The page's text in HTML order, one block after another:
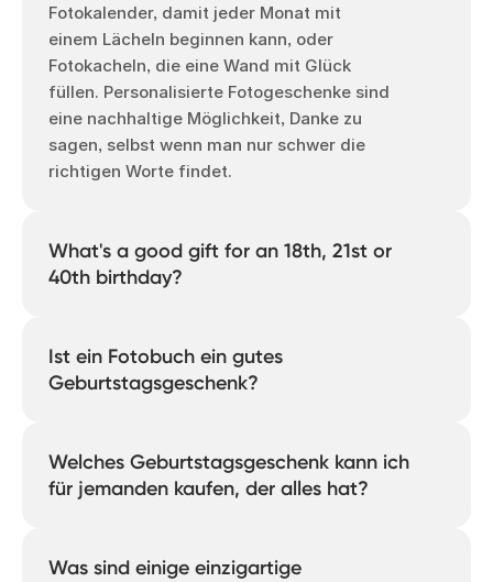
Fotokalender, damit jeder Monat mit
einem Lächeln beginnen kann, oder
Fotokacheln, die eine Wand mit Glück
füllen. Personalisierte Fotogeschenke sind
eine nachhaltige Möglichkeit, Danke zu
sagen, selbst wenn man nur schwer die
richtigen Worte findet.
What's a good gift for an 18th, 21st or
40th birthday?
that marks the occasion properly. A
personalised Photo Book capturing the
years that led here, a Photo Calendar to
or Photo Tiles for a permanent reminder
on the wall — all more memorable than a
card, and just as easy to make.
Ist ein Fotobuch ein gutes
Geburtstagsgeschenk?
denken echt, es ist eines der besten. Es ist
durchdacht, persönlich und anders als
alles, was man im Laden kaufen kann. Eine
einmal erleben und mit anderen teilen
Welches Geburtstagsgeschenk kann ich
für jemanden kaufen, der alles hat?
wie glücklich es sie macht. Ein
Was sind einige einzigartige